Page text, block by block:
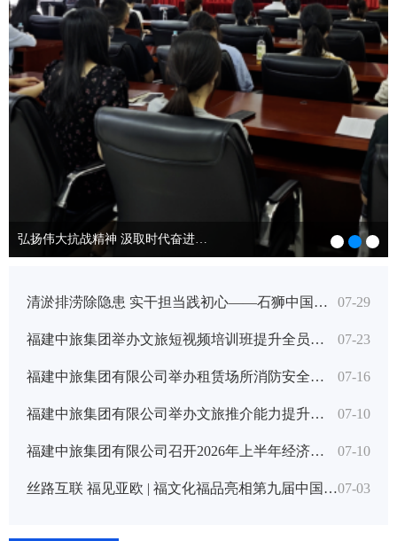
07-29
清淤排涝除隐患 实干担当践初心——石狮中国旅行社党支部
07-23
福建中旅集团举办文旅短视频培训班提升全员新媒体实战能力
07-16
福建中旅集团有限公司举办租赁场所消防安全专项培训
07-10
福建中旅集团有限公司举办文旅推介能力提升专题培训
07-10
福建中旅集团有限公司召开2026年上半年经济运行分析会
07-03
丝路互联 福见亚欧 | 福文化福品亮相第九届中国—亚欧博...